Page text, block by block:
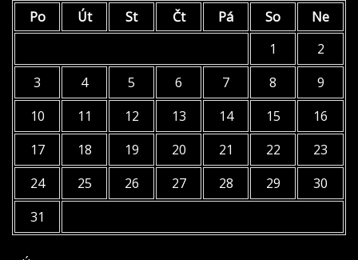
Po Út St Čt Pá So
Ne
1
2
3
4 5 6 7 8
9
10
11 12 13 14 15
16
17
18 19 20 21 22
23
24
25 26 27 28 29
30
31